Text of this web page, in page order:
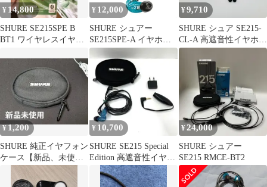
¥ 14,800
SHURE SE215SPE B
BT1 ワイヤレスイヤホ
¥ 12,000
SHURE シュアー
SE215SPE-A イヤホン
カナル型 高遮音性 《国
内正規品 2年保証》
¥9,710
SHURE シュア SE215-
CL-A 高遮音性イヤホン
有線 クリア カナル型
MMCX リケーブル対応
3.5mm 遮音37dB イヤモ
ニ モニター ゲーミング
配信 VGP殿堂入り金賞
国内正規品 ケーブル長
162cm 高音質 ダイナミ
ック型
¥1,200
SHURE 純正イヤフォン
ケース【新品、未使
¥ 10,700
SHURE SE215 Special
Edition 高遮音性イヤホ
¥24,000
SHURE シュアー
SE215 RMCE-BT2